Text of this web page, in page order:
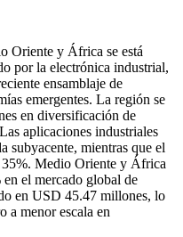
Oriente y África se está
por la electrónica industrial,
ensamblaje de
emergentes. La región se
en diversificación de
aplicaciones industriales
subyacente, mientras que el
35%. Medio Oriente y África
el mercado global de
en USD 45.47 millones, lo
a menor escala en